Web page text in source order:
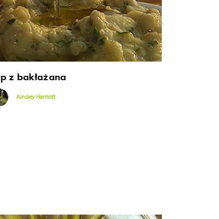
z bakłażana
Ainsley Harriott